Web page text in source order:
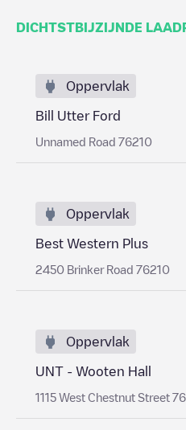
DICHTSTBIJZIJNDE
Oppervlak
Bill Utter Ford
Unnamed Road 76210
Oppervlak
Best Western Plus
2450 Brinker Road 76210
Oppervlak
UNT - Wooten Hall
1115 West Chestnut Street